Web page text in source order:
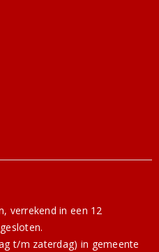
verrekend in een 12
t/m zaterdag) in gemeente